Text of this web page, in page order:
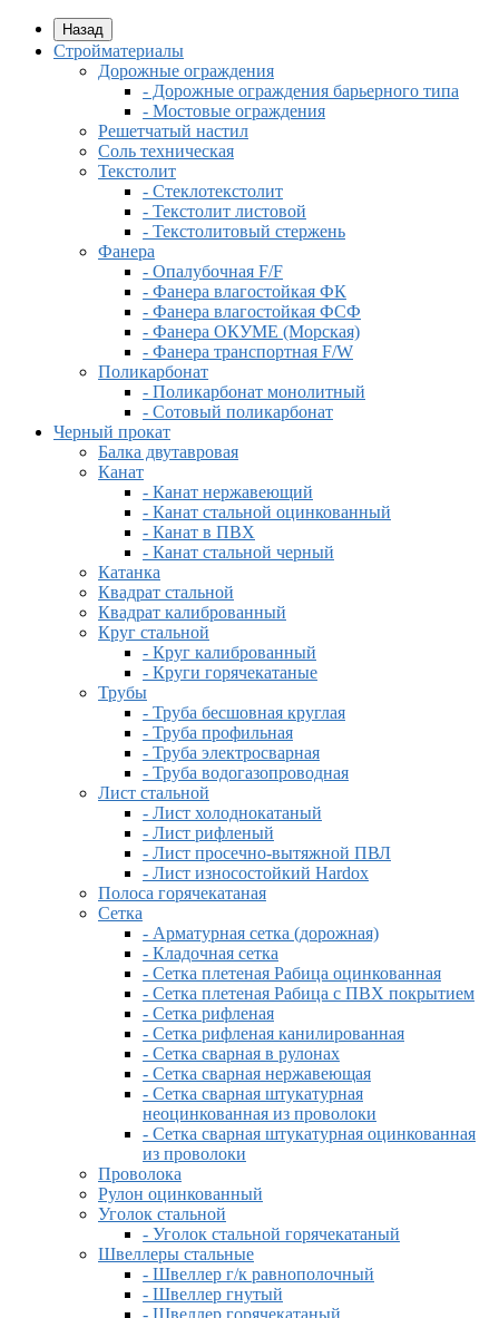
Назад
Стройматериалы
Дорожные ограждения
- Дорожные ограждения барьерного типа
- Мостовые ограждения
Решетчатый настил
Соль техническая
Текстолит
- Стеклотекстолит
- Текстолит листовой
- Текстолитовый стержень
Фанера
- Опалубочная F/F
- Фанера влагостойкая ФК
- Фанера влагостойкая ФСФ
- Фанера ОКУМЕ (Морская)
- Фанера транспортная F/W
Поликарбонат
- Поликарбонат монолитный
- Сотовый поликарбонат
Черный прокат
Балка двутавровая
Канат
- Канат нержавеющий
- Канат стальной оцинкованный
- Канат в ПВХ
- Канат стальной черный
Катанка
Квадрат стальной
Квадрат калиброванный
Круг стальной
- Круг калиброванный
- Круги горячекатаные
Трубы
- Труба бесшовная круглая
- Труба профильная
- Труба электросварная
- Труба водогазопроводная
Лист стальной
- Лист холоднокатаный
- Лист рифленый
- Лист просечно-вытяжной ПВЛ
- Лист износостойкий Hardox
Полоса горячекатаная
Сетка
- Арматурная сетка (дорожная)
- Кладочная сетка
- Сетка плетеная Рабица оцинкованная
- Сетка плетеная Рабица с ПВХ покрытием
- Сетка рифленая
- Сетка рифленая канилированная
- Сетка сварная в рулонах
- Сетка сварная нержавеющая
- Сетка сварная штукатурная
неоцинкованная из проволоки
- Сетка сварная штукатурная оцинкованная
из проволоки
Проволока
Рулон оцинкованный
Уголок стальной
- Уголок стальной горячекатаный
Швеллеры стальные
- Швеллер г/к равнополочный
- Швеллер гнутый
- Швеллер горячекатаный